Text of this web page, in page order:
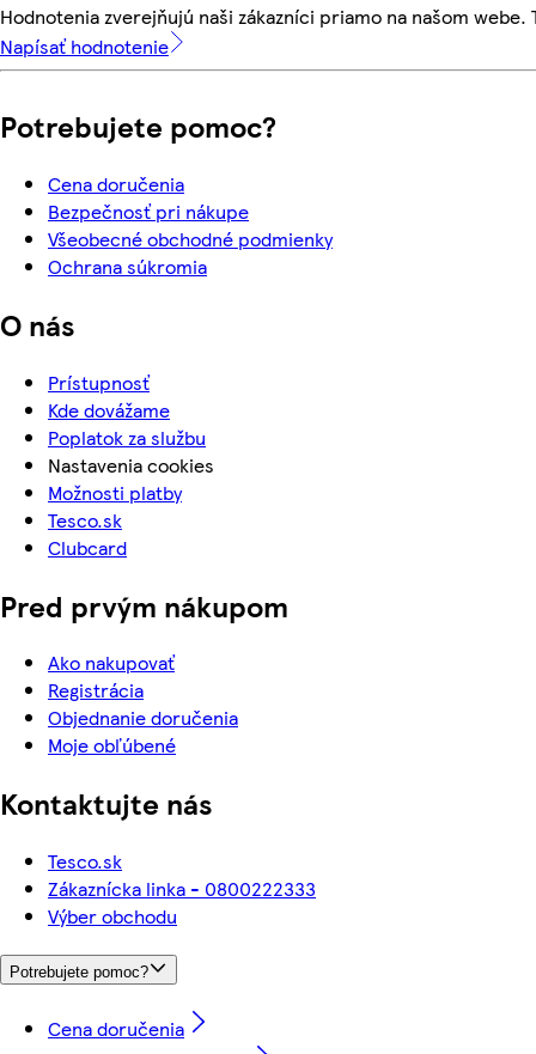
Hodnotenia zverejňujú naši zákazníci priamo na našom
Napísať hodnotenie
Potrebujete pomoc?
Cena doručenia
Bezpečnosť pri nákupe
Všeobecné obchodné podmienky
Ochrana súkromia
O nás
Prístupnosť
Kde dovážame
Poplatok za službu
Nastavenia cookies
Možnosti platby
Tesco.sk
Clubcard
Pred prvým nákupom
Ako nakupovať
Registrácia
Objednanie doručenia
Moje obľúbené
Kontaktujte nás
Tesco.sk
Zákaznícka linka - 0800222333
Výber obchodu
Potrebujete pomoc?
Cena doručenia